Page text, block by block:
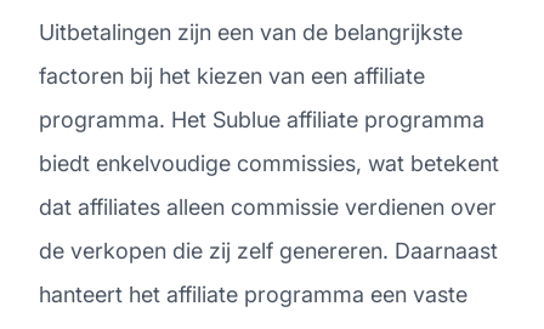
Uitbetalingen zijn een van de belangrijkste
factoren bij het kiezen van een affiliate
programma. Het Sublue affiliate programma
biedt enkelvoudige commissies, wat betekent
dat affiliates alleen commissie verdienen over
de verkopen die zij zelf genereren. Daarnaast
hanteert het affiliate programma een vaste